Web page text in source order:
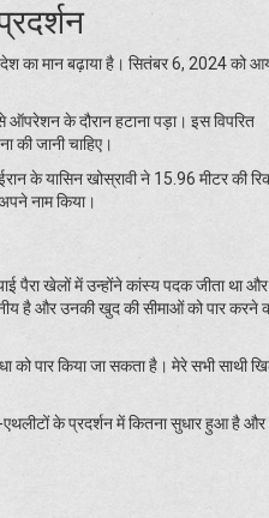
का मान बढ़ाया है। सितंबर 6, 2024 को
के दौरान हटाना पड़ा। इस विपरित
की जानी चाहिए।
के यासिन खोस्रावी ने 15.96 मीटर की
नाम किया।
पैरा खेलों में उन्होंने कांस्य पदक जीता था और
है और उनकी खुद की सीमाओं को पार करने
पार किया जा सकता है। मेरे सभी साथी
एथलीटों के प्रदर्शन में कितना सुधार हुआ है और